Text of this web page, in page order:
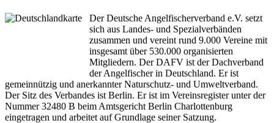
Der Deutsche Angelfischerverband e.V. setzt
sich aus Landes- und Spezialverbänden
zusammen und vereint rund 9.000 Vereine mit
insgesamt über 530.000 organisierten
Mitgliedern. Der DAFV ist der Dachverband
der Angelfischer in Deutschland. Er ist
gemeinnützig und anerkannter Naturschutz- und Umweltverband.
Der Sitz des Verbandes ist Berlin. Er ist im Vereinsregister unter der
Nummer 32480 B beim Amtsgericht Berlin Charlottenburg
eingetragen und arbeitet auf Grundlage seiner Satzung.